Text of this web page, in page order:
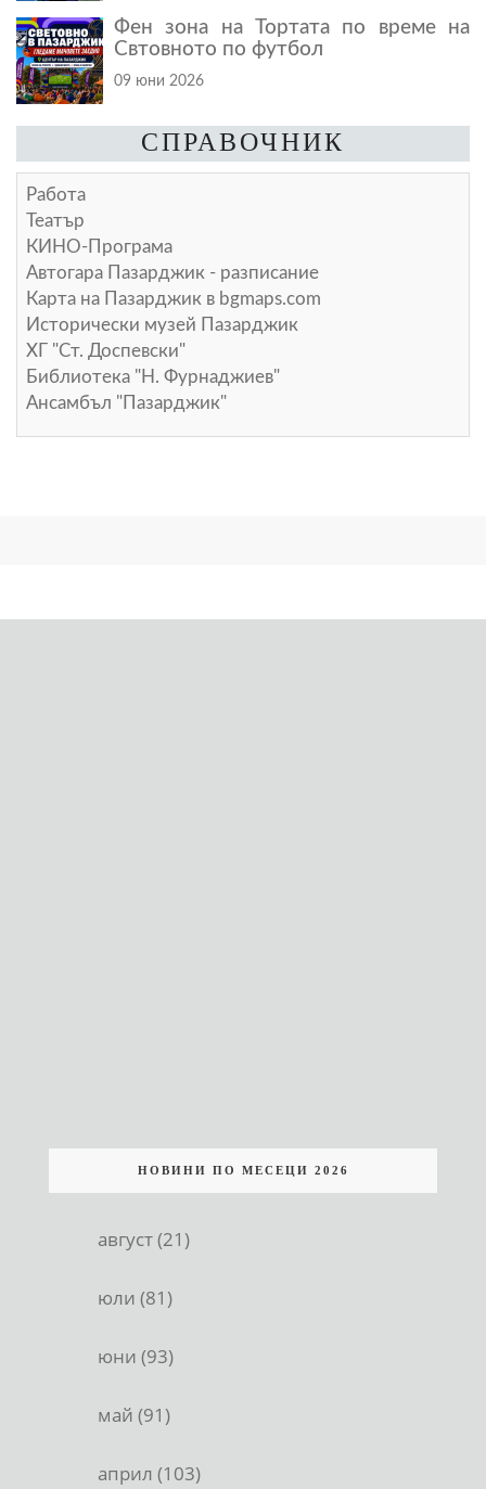
Фен зона на Тортата по време на
Свтовното по футбол
09 юни 2026
СПРАВОЧНИК
Работа
Театър
КИНО-Програма
Автогара Пазарджик - разписание
Карта на Пазарджик в bgmaps.com
Исторически музей Пазарджик
ХГ "Ст. Доспевски"
Библиотека "Н. Фурнаджиев"
Ансамбъл "Пазарджик"
НОВИНИ ПО МЕСЕЦИ 2026
август (21)
юли (81)
юни (93)
май (91)
април (103)